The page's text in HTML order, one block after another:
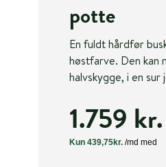
potte
En fuldt hårdfør
høstfarve. Den kan
halvskygge, i en
1.759 kr.